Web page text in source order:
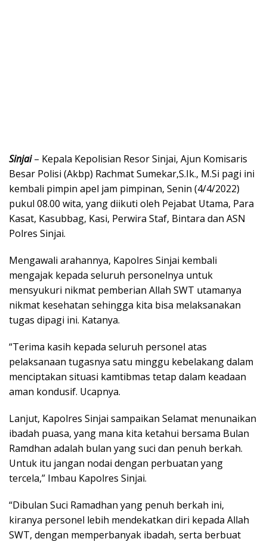
Sinjai– Kepala Kepolisian Resor Sinjai, Ajun Komisaris
Besar Polisi (Akbp) Rachmat Sumekar,S.Ik., M.Si pagi ini
kembali pimpin apel jam pimpinan, Senin (4/4/2022)
pukul 08.00 wita, yang diikuti oleh Pejabat Utama, Para
Kasat, Kasubbag, Kasi, Perwira Staf, Bintara dan ASN
Polres Sinjai.
Mengawali arahannya, Kapolres Sinjai kembali
mengajak kepada seluruh personelnya untuk
mensyukuri nikmat pemberian Allah SWT utamanya
nikmat kesehatan sehingga kita bisa melaksanakan
tugas dipagi ini. Katanya.
“Terima kasih kepada seluruh personel atas
pelaksanaan tugasnya satu minggu kebelakang dalam
menciptakan situasi kamtibmas tetap dalam keadaan
aman kondusif. Ucapnya.
Lanjut, Kapolres Sinjai sampaikan Selamat menunaikan
ibadah puasa, yang mana kita ketahui bersama Bulan
Ramdhan adalah bulan yang suci dan penuh berkah.
Untuk itu jangan nodai dengan perbuatan yang
tercela,” Imbau Kapolres Sinjai.
“Dibulan Suci Ramadhan yang penuh berkah ini,
kiranya personel lebih mendekatkan diri kepada Allah
SWT, dengan memperbanyak ibadah, serta berbuat